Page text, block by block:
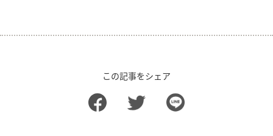
この記事をシェア